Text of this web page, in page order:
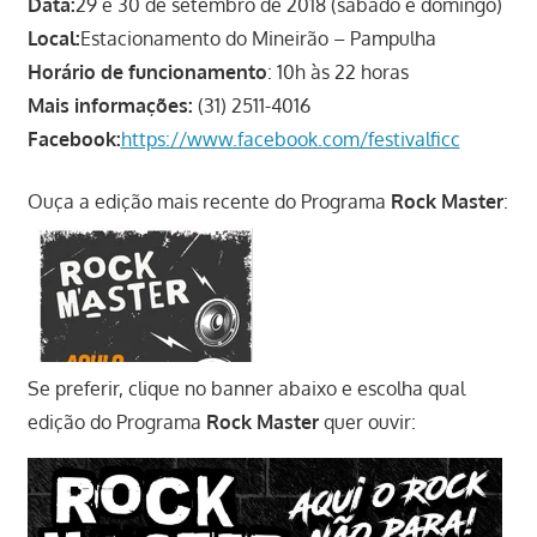
Local:Estacionamento do Mineirão – Pampulha
Horário de funcionamento: 10h às 22 horas
Mais informações: (31) 2511-4016
Facebook:https://www.facebook.com/festivalficc
Ouça a edição mais recente do Programa Rock Master:
Se preferir, clique no banner abaixo e escolha qual
edição do Programa Rock Masterquer ouvir: